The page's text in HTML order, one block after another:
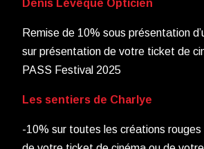
Denis Lévêque Opticien
Remise de 10% sous présentation
sur présentation de votre ticket de
PASS Festival 2025
Les sentiers de Charlye
-10% sur toutes les créations